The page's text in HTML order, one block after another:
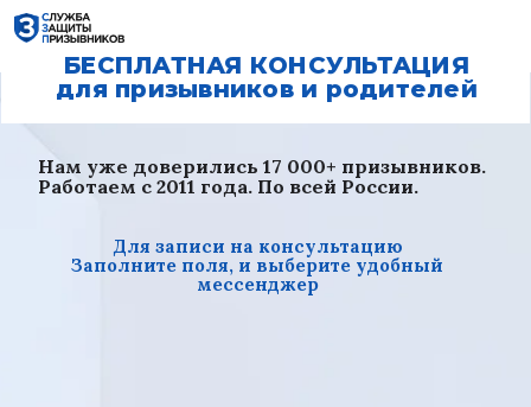
БЕСПЛАТНАЯ КОНСУЛЬТАЦИЯ
для призывников и родителей
Для записи на консультацию